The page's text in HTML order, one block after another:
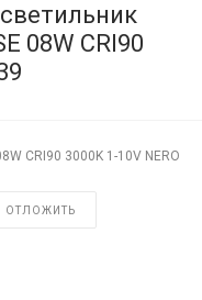
08W CRI90
CRI90 3000K 1-10V NERO
ОТЛОЖИТЬ